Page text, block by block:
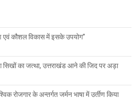
एवं कौशल विकास में इसके उपयोग”
सिखों का जत्था, उत्तराखंड आने की जिद पर अड़ा
रोजगार के अन्तर्गत जर्मन भाषा में उर्तीण किया